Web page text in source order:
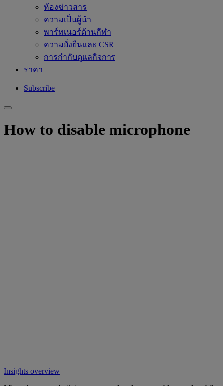
ห้องข่าวสาร
ความเป็นผู้นำ
พาร์ทเนอร์ด้านกีฬา
ความยั่งยืนและ CSR
การกำกับดูแลกิจการ
ราคา
Subscribe
How to disable microphone
Insights overview